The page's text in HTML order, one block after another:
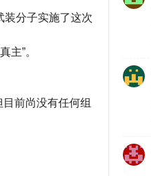
装分子实施了这次
主”。
前尚没有任何组